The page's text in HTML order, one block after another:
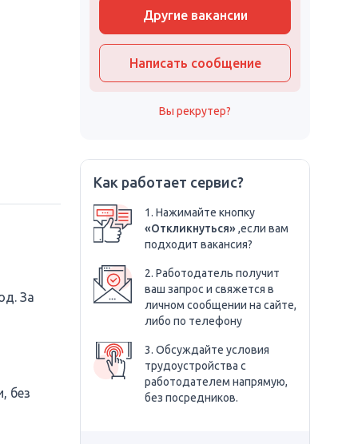
За
без
Другие вакансии
Написать сообщение
Вы рекрутер?
Как работает сервис?
1. Нажимайте кнопку
«Откликнуться»,если вам
подходит вакансия?
2. Работодатель получит
ваш запрос и свяжется в
личном сообщении на сайте,
либо по телефону
3. Обсуждайте условия
трудоустройства с
работодателем напрямую,
без посредников.